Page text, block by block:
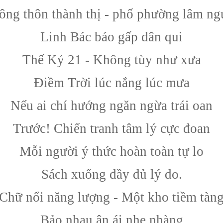
thôn thành thị - phố phường lâm
Linh Bác báo gấp dân qui
Thế Kỷ 21 - Không tùy như xưa
Điềm Trời lúc nắng lúc mưa
Nếu ai chí hướng ngăn ngừa trái oan
Trước! Chiến tranh tâm lý cực đoan
Mỗi người ý thức hoàn toàn tự lo
Sách xuống đầy đủ lý do.
nổi năng lượng - Một kho tiềm
Bảo nhau ân ái nhẹ nhàng